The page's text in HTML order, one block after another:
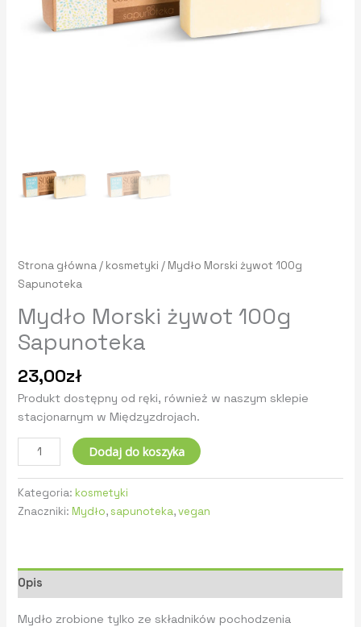
Strona główna / kosmetyki / Mydło Morski żywot 100g
Sapunoteka
Mydło Morski żywot 100g
Sapunoteka
23,00zł
Produkt dostępny od ręki, również w naszym sklepie
stacjonarnym w Międzyzdrojach.
Dodaj do koszyka
Kategoria: kosmetyki
Znaczniki: Mydło,sapunoteka,vegan
Opis
Mydło zrobione tylko ze składników pochodzenia